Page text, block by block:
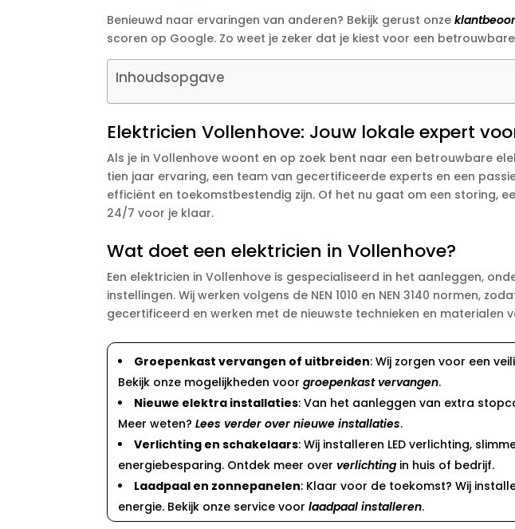
Benieuwd naar ervaringen van anderen? Bekijk gerust onze
scoren op Google. Zo weet je zeker dat je kiest voor een
Inhoudsopgave
Elektricien Vollenhove: Jouw lokale expert
Als je in Vollenhove woont en op zoek bent naar een betrouwbare
tien jaar ervaring, een team van gecertificeerde experts en een
efficiënt en toekomstbestendig zijn. Of het nu gaat om een storing,
24/7 voor je klaar.
Wat doet een elektricien in Vollenhove?
Een elektricien in Vollenhove is gespecialiseerd in het aanleggen,
instellingen. Wij werken volgens de NEN 1010 en NEN 3140 normen,
gecertificeerd en werken met de nieuwste technieken en materialen
Groepenkast vervangen of uitbreiden: Wij zorgen voor een
Bekijk onze mogelijkheden voorgroepenkast vervangen.
Nieuwe elektra installaties: Van het aanleggen van extra
Meer weten?Lees verder over nieuwe installaties.
Verlichting en schakelaars: Wij installeren LED verlichting,
energiebesparing. Ontdek meer oververlichtingin huis of bedrijf.
Laadpaal en zonnepanelen: Klaar voor de toekomst? Wij
energie. Bekijk onze service voorlaadpaal installeren.